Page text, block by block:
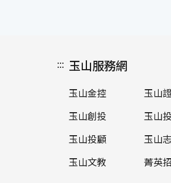
元，各子公司均獲利
結淨利28.0億元，金
高。 2023年淨手續費
高，年增11.6%，第
同創單季新高。財富
元，年成長17.7%，
別成長24.6%、
品的銀行，累積募集
::: 玉山服務網
玉山金控
玉山
玉山創投
玉山
玉山投顧
玉山
玉山文教
菁英